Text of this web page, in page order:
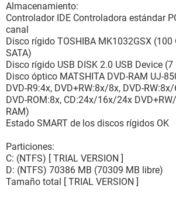
Almacenamiento:
Controlador IDE Controladora estándar
canal
Disco rígido TOSHIBA MK1032GSX (100
SATA)
Disco rígido USB DISK 2.0 USB Device (7
Disco óptico MATSHITA DVD-RAM UJ-
DVD-R9:4x, DVD+RW:8x/8x, DVD-
DVD-ROM:8x, CD:24x/16x/24x
RAM)
Estado SMART de los discos rígidos OK
Particiones:
C: (NTFS) [ TRIAL VERSION ]
D: (NTFS) 70386 MB (70309 MB libre)
Tamaño total [ TRIAL VERSION ]